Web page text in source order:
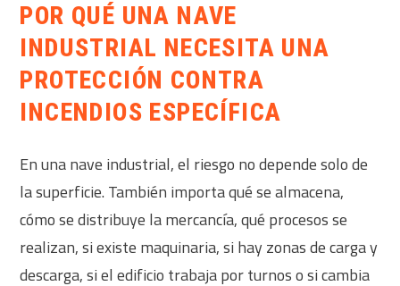
POR QUÉ UNA NAVE
INDUSTRIAL NECESITA UNA
PROTECCIÓN CONTRA
INCENDIOS ESPECÍFICA
En una nave industrial, el riesgo no depende solo de
la superficie. También importa qué se almacena,
cómo se distribuye la mercancía, qué procesos se
realizan, si existe maquinaria, si hay zonas de carga y
descarga, si el edificio trabaja por turnos o si cambia